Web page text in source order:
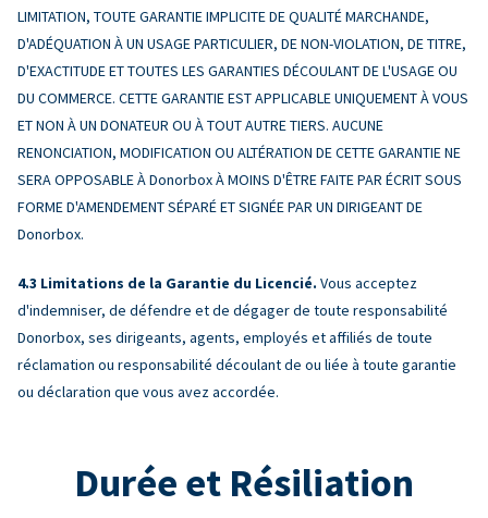
LIMITATION, TOUTE GARANTIE IMPLICITE DE QUALITÉ MARCHANDE,
D'ADÉQUATION À UN USAGE PARTICULIER, DE NON-VIOLATION, DE TITRE,
D'EXACTITUDE ET TOUTES LES GARANTIES DÉCOULANT DE L'USAGE OU
DU COMMERCE. CETTE GARANTIE EST APPLICABLE UNIQUEMENT À VOUS
ET NON À UN DONATEUR OU À TOUT AUTRE TIERS. AUCUNE
RENONCIATION, MODIFICATION OU ALTÉRATION DE CETTE GARANTIE NE
SERA OPPOSABLE À Donorbox À MOINS D'ÊTRE FAITE PAR ÉCRIT SOUS
FORME D'AMENDEMENT SÉPARÉ ET SIGNÉE PAR UN DIRIGEANT DE
Donorbox.
Limitations de la Garantie du Licencié. Vous acceptez
d'indemniser, de défendre et de dégager de toute responsabilité
Donorbox, ses dirigeants, agents, employés et affiliés de toute
réclamation ou responsabilité découlant de ou liée à toute garantie
ou déclaration que vous avez accordée.
Durée et Résiliation